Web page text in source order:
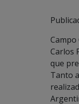
Carlos
que
Tanto